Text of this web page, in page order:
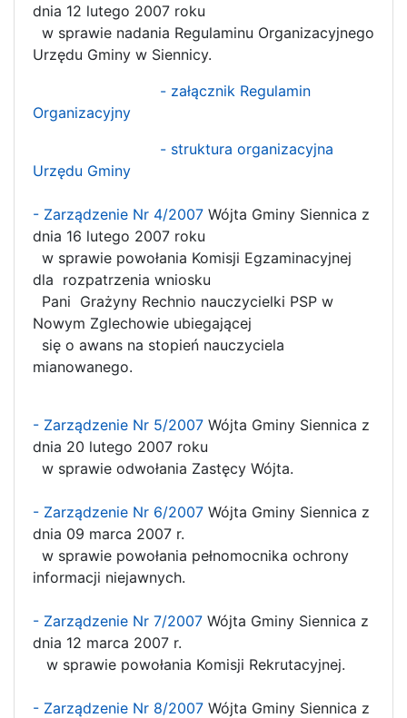
dnia 12 lutego 2007 roku
w sprawie nadania Regulaminu Organizacyjnego
Urzędu Gminy w Siennicy.
- załącznik Regulamin
Organizacyjny
- struktura organizacyjna
Urzędu Gminy
- Zarządzenie Nr 4/2007 Wójta Gminy Siennica z
dnia 16 lutego 2007 roku
w sprawie powołania Komisji Egzaminacyjnej
dla rozpatrzenia wniosku
Pani Grażyny Rechnio nauczycielki PSP w
Nowym Zglechowie ubiegającej
się o awans na stopień nauczyciela
mianowanego.
- Zarządzenie Nr 5/2007 Wójta Gminy Siennica z
dnia 20 lutego 2007 roku
w sprawie odwołania Zastęcy Wójta.
- Zarządzenie Nr 6/2007 Wójta Gminy Siennica z
dnia 09 marca 2007 r.
w sprawie powołania pełnomocnika ochrony
informacji niejawnych.
- Zarządzenie Nr 7/2007 Wójta Gminy Siennica z
dnia 12 marca 2007 r.
w sprawie powołania Komisji Rekrutacyjnej.
- Zarządzenie Nr 8/2007 Wójta Gminy Siennica z